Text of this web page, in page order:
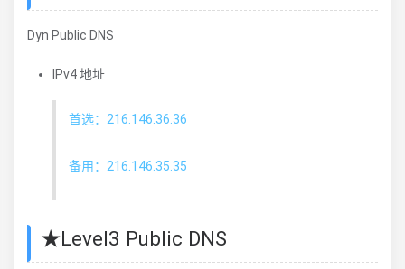
Dyn Public DNS
IPv4 地址
首选：216.146.36.36
备用：216.146.35.35
★Level3 Public DNS